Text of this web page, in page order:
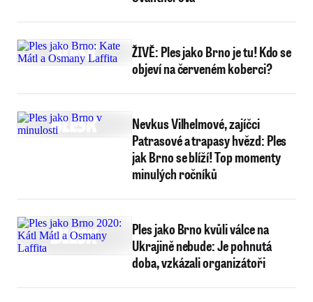
ŽIVĚ: Ples jako Brno je tu! Kdo se
objeví na červeném koberci?
Nevkus Vilhelmové, zajíčci
Patrasové a trapasy hvězd: Ples
jak Brno se blíží! Top momenty
minulých ročníků
Ples jako Brno kvůli válce na
Ukrajině nebude: Je pohnutá
doba, vzkázali organizátoři